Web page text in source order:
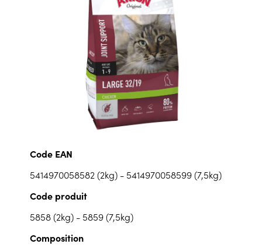
Code EAN
5414970058582 (2kg) - 5414970058599 (7,5kg)
Code produit
5858 (2kg) - 5859 (7,5kg)
Composition